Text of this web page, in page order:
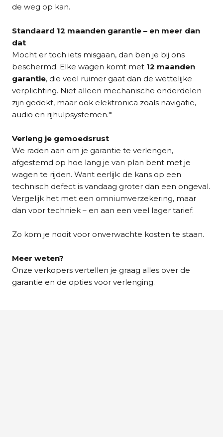
de weg op kan.
Standaard 12 maanden garantie – en meer dan
dat
Mocht er toch iets misgaan, dan ben je bij ons
beschermd. Elke wagen komt met 12 maanden
garantie, die veel ruimer gaat dan de wettelijke
verplichting. Niet alleen mechanische onderdelen
zijn gedekt, maar ook elektronica zoals navigatie,
audio en rijhulpsystemen.*
Verleng je gemoedsrust
We raden aan om je garantie te verlengen,
afgestemd op hoe lang je van plan bent met je
wagen te rijden. Want eerlijk: de kans op een
technisch defect is vandaag groter dan een ongeval.
Vergelijk het met een omniumverzekering, maar
dan voor techniek – en aan een veel lager tarief.
Zo kom je nooit voor onverwachte kosten te staan.
Meer weten?
Onze verkopers vertellen je graag alles over de
garantie en de opties voor verlenging.